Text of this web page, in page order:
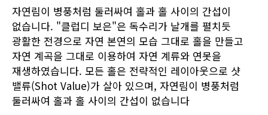
자연림이 병풍처럼 둘러싸여 홀과 홀 사이의 간섭이
없습니다. "클럽디 보은"은 독수리가 날개를 펼치듯
광활한 전경으로 자연 본연의 모습 그대로 홀을 만들고
자연 계곡을 그대로 이용하여 자연 계류와 연못을
재생하였습니다. 모든 홀은 전략적인 레이아웃으로 샷
밸류(Shot Value)가 살아 있으며, 자연림이 병풍처럼
둘러싸여 홀과 홀 사이의 간섭이 없습니다